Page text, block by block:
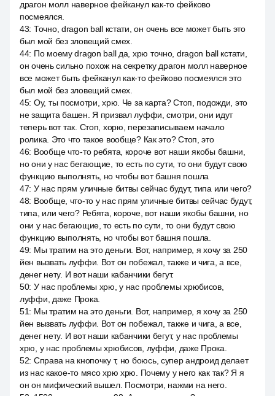
драгон молл наверное фейканул как-то фейково
посмеялся.
43: Точно, dragon ball кстати, он очень все может быть это
был мой без зловещий смех.
44: По моему dragon ball да, хрю точно, dragon ball кстати,
он очень сильно похож на секретку драгон молл наверное
все может быть фейканул как-то фейково посмеялся это
был мой без зловещий смех.
45: Оу, ты посмотри, хрю. Че за карта? Стоп, подожди, это
не защита башен. Я призвал луффи, смотри, они идут
теперь вот так. Стоп, хорю, перезаписываем начало
ролика. Это что такое вообще? Как это? Стоп, это
46: Вообще что-то ребята, короче вот наши якобы башни,
но они у нас бегающие, то есть по сути, то они будут свою
функцию выполнять, но чтобы вот башня пошла
47: У нас прям уличные битвы сейчас будут, типа или чего?
48: Вообще, что-то у нас прям уличные битвы сейчас будут,
типа, или чего? Ребята, короче, вот наши якобы башни, но
они у нас бегающие, то есть по сути, то они будут свою
функцию выполнять, но чтобы вот башня пошла.
49: Мы тратим на это деньги. Вот, например, я хочу за 250
йен вызвать луффи. Вот он побежал, также и чига, а все,
денег нету. И вот наши кабанчики бегут.
50: У нас проблемы хрю, у нас проблемы хрюбисов,
луффи, даже Прока.
51: Мы тратим на это деньги. Вот, например, я хочу за 250
йен вызвать луффи. Вот он побежал, также и чига, а все,
денег нету. И вот наши кабанчики бегут, у нас проблемы
хрю, у нас проблемы хрюбисов, луффи, даже Прока.
52: Справа на кнопочку т, но боюсь, супер андроид делает
из нас какое-то мясо хрю хрю. Почему у него как так? Я я
он он мифический вышел. Посмотри, нажми на него.